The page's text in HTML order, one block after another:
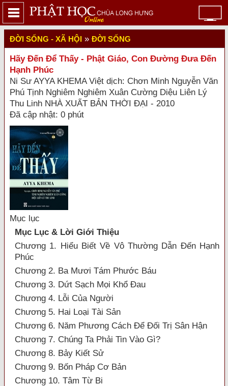
ĐỜI SỐNG - XÃ HỘI » ĐỜI SỐNG
Hãy Đến Để Thấy - Phật Giáo, Con Đường Đưa Đến
Hạnh Phúc
Ni Sư AYYA KHEMA Việt dịch: Chơn Minh Nguyễn Văn
Phú Tịnh Nghiêm Nghiêm Xuân Cường Diệu Liên Lý
Thu Linh NHÀ XUẤT BẢN THỜI ĐẠI - 2010
Đã cập nhật: 0 phút
Mục lục
Mục Lục & Lời Giới Thiệu
Chương 1. Hiểu Biết Về Vô Thường Dẫn Đến Hạnh
Phúc
Chương 2. Ba Mươi Tám Phước Báu
Chương 3. Dứt Sạch Mọi Khổ Đau
Chương 4. Lỗi Của Người
Chương 5. Hai Loại Tài Sản
Chương 6. Năm Phương Cách Để Đối Trị Sân Hận
Chương 7. Chúng Ta Phải Tin Vào Gì?
Chương 8. Bảy Kiết Sử
Chương 9. Bốn Pháp Cơ Bản
Chương 10. Tâm Từ Bi